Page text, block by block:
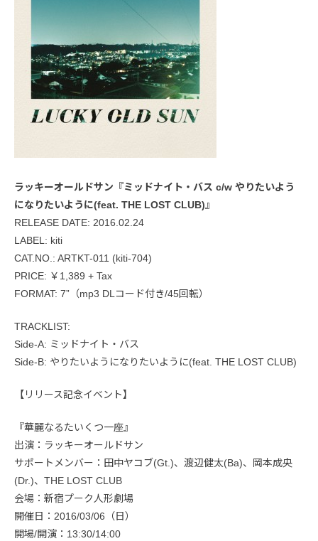
ラッキーオールドサン『ミッドナイト・バス c/w やりたいよう
になりたいように(feat. THE LOST CLUB)』
RELEASE DATE: 2016.02.24
LABEL: kiti
CAT.NO.: ARTKT-011 (kiti-704)
PRICE: ￥1,389 + Tax
FORMAT: 7”（mp3 DLコード付き/45回転）
TRACKLIST:
Side-A: ミッドナイト・バス
Side-B: やりたいようになりたいように(feat. THE LOST CLUB)
【リリース記念イベント】
『華麗なるたいくつ一座』
出演：ラッキーオールドサン
サポートメンバー：田中ヤコブ(Gt.)、渡辺健太(Ba)、岡本成央
(Dr.)、THE LOST CLUB
会場：新宿プーク人形劇場
開催日：2016/03/06（日）
開場/開演：13:30/14:00